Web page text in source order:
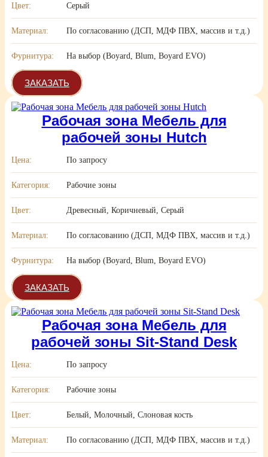
Цвет: Серый
Материал: По согласованию (ДСП, МДФ ПВХ, массив и т.д.)
Фурнитура: На выбор (Boyard, Blum, Boyard EVO)
ЗАКАЗАТЬ
Рабочая зона Мебель для
рабочей зоны Hutch
Цена: По запросу
Категория: Рабочие зоны
Цвет: Древесный, Коричневый, Серый
Материал: По согласованию (ДСП, МДФ ПВХ, массив и т.д.)
Фурнитура: На выбор (Boyard, Blum, Boyard EVO)
ЗАКАЗАТЬ
Рабочая зона Мебель для
рабочей зоны Sit-Stand Desk
Цена: По запросу
Категория: Рабочие зоны
Цвет: Белый, Молочный, Слоновая кость
Материал: По согласованию (ДСП, МДФ ПВХ, массив и т.д.)